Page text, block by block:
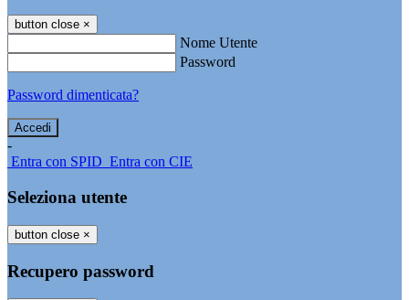
button close ×
Nome Utente
Password
Password dimenticata?
-
Entra con SPID Entra con CIE
Seleziona utente
button close ×
Recupero password